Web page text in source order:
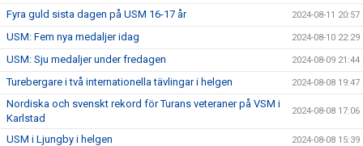
Fyra guld sista dagen på USM 16-17 år 2024-08-11 20:57
USM: Fem nya medaljer idag 2024-08-10 22:29
USM: Sju medaljer under fredagen 2024-08-09 21:44
Turebergare i två internationella tävlingar i helgen 2024-08-08 19:47
Nordiska och svenskt rekord för Turans veteraner på VSM i
Karlstad
2024-08-08 17:06
USM i Ljungby i helgen 2024-08-08 15:39